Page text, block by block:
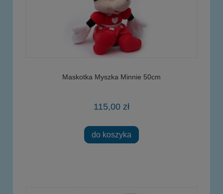
Maskotka Myszka Minnie 50cm
115,00 zł
do koszyka